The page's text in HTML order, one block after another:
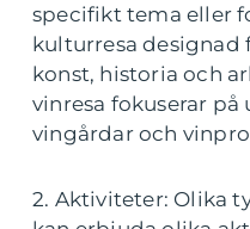
specifikt tema eller
kulturresa designad
konst, historia och
vinresa fokuserar
vingårdar och
2. Aktiviteter: Olika